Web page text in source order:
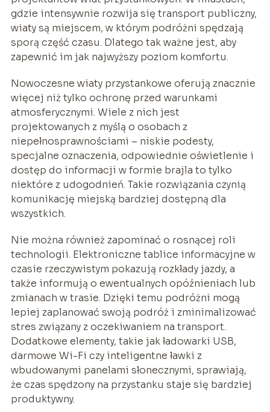
gdzie intensywnie rozwija się transport publiczny,
wiaty są miejscem, w którym podróżni spędzają
sporą część czasu. Dlatego tak ważne jest, aby
zapewnić im jak najwyższy poziom komfortu.
Nowoczesne wiaty przystankowe oferują znacznie
więcej niż tylko ochronę przed warunkami
atmosferycznymi. Wiele z nich jest
projektowanych z myślą o osobach z
niepełnosprawnościami – niskie podesty,
specjalne oznaczenia, odpowiednie oświetlenie i
dostęp do informacji w formie brajla to tylko
niektóre z udogodnień. Takie rozwiązania czynią
komunikację miejską bardziej dostępną dla
wszystkich.
Nie można również zapominać o rosnącej roli
technologii. Elektroniczne tablice informacyjne w
czasie rzeczywistym pokazują rozkłady jazdy, a
także informują o ewentualnych opóźnieniach lub
zmianach w trasie. Dzięki temu podróżni mogą
lepiej zaplanować swoją podróż i zminimalizować
stres związany z oczekiwaniem na transport.
Dodatkowe elementy, takie jak ładowarki USB,
darmowe Wi-Fi czy inteligentne ławki z
wbudowanymi panelami słonecznymi, sprawiają,
że czas spędzony na przystanku staje się bardziej
produktywny.